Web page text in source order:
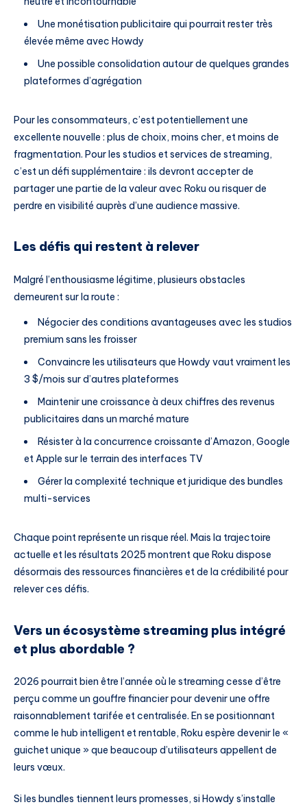
Une monétisation publicitaire qui pourrait rester très
élevée même avec Howdy
Une possible consolidation autour de quelques grandes
plateformes d’agrégation
Pour les consommateurs, c’est potentiellement une
excellente nouvelle : plus de choix, moins cher, et moins de
fragmentation. Pour les studios et services de streaming,
c’est un défi supplémentaire : ils devront accepter de
partager une partie de la valeur avec Roku ou risquer de
perdre en visibilité auprès d’une audience massive.
Les défis qui restent à relever
Malgré l’enthousiasme légitime, plusieurs obstacles
demeurent sur la route :
Négocier des conditions avantageuses avec les studios
premium sans les froisser
Convaincre les utilisateurs que Howdy vaut vraiment les
3 $/mois sur d’autres plateformes
Maintenir une croissance à deux chiffres des revenus
publicitaires dans un marché mature
Résister à la concurrence croissante d’Amazon, Google
et Apple sur le terrain des interfaces TV
Gérer la complexité technique et juridique des bundles
multi-services
Chaque point représente un risque réel. Mais la trajectoire
actuelle et les résultats 2025 montrent que Roku dispose
désormais des ressources financières et de la crédibilité pour
relever ces défis.
Vers un écosystème streaming plus intégré
et plus abordable ?
2026 pourrait bien être l’année où le streaming cesse d’être
perçu comme un gouffre financier pour devenir une offre
raisonnablement tarifée et centralisée. En se positionnant
comme le hub intelligent et rentable, Roku espère devenir le «
guichet unique » que beaucoup d’utilisateurs appellent de
leurs vœux.
Si les bundles tiennent leurs promesses, si Howdy s’installe